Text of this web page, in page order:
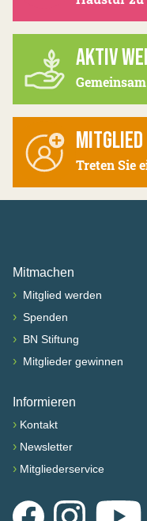
AKTIV
Treten Sie
Mitmachen
› Mitglied werden
› Spenden
› BN Stiftung
› Mitglieder gewinnen
Informieren
› Kontakt
› Newsletter
› Mitgliederservice
FacebookInstagramYouTube